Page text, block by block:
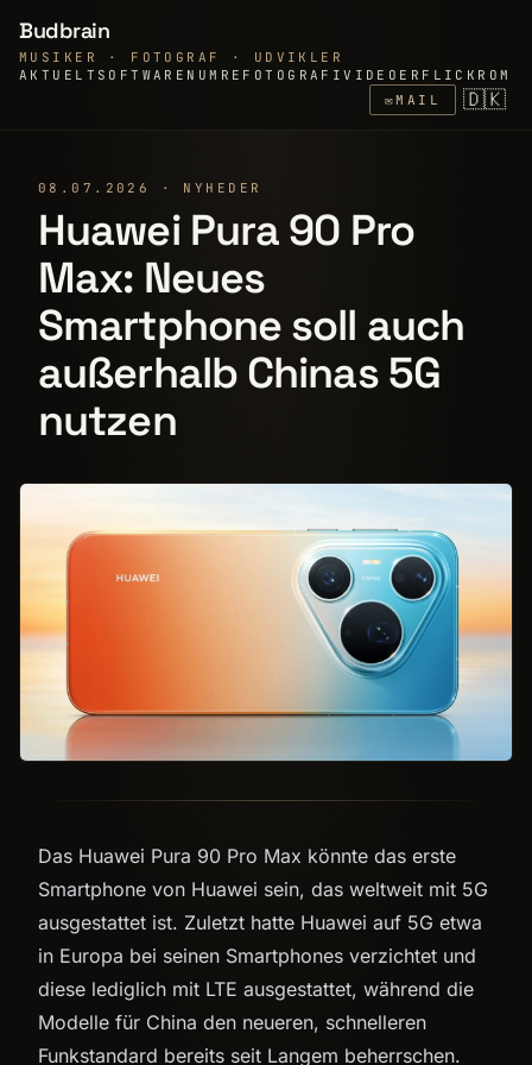
Budbrain
MUSIKER · FOTOGRAF · UDVIKLER
AKTUELT SOFTWARE NUMRE FOTOGRAFIVIDEOER FLICKR OM
✉MAIL 🇩🇰
08.07.2026 · NYHEDER
Huawei Pura 90 Pro
Max: Neues
Smartphone soll auch
außerhalb Chinas 5G
nutzen
Das Huawei Pura 90 Pro Max könnte das erste
Smartphone von Huawei sein, das weltweit mit 5G
ausgestattet ist. Zuletzt hatte Huawei auf 5G etwa
in Europa bei seinen Smartphones verzichtet und
diese lediglich mit LTE ausgestattet, während die
Modelle für China den neueren, schnelleren
Funkstandard bereits seit Langem beherrschen.